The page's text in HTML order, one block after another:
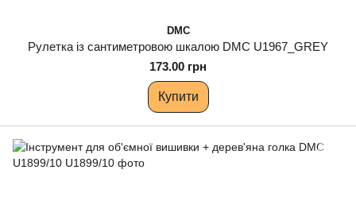
DMC
Рулетка із сантиметровою шкалою DMC U1967_GREY
173.00 грн
Купити